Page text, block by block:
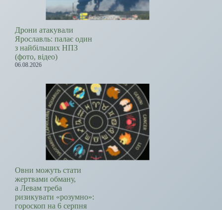
Дрони атакували
Ярославль: палає один
з найбільших НПЗ
(фото, відео)
06.08.2026
Овни можуть стати
жертвами обману,
а Левам треба
ризикувати «розумно»:
гороскоп на 6 серпня